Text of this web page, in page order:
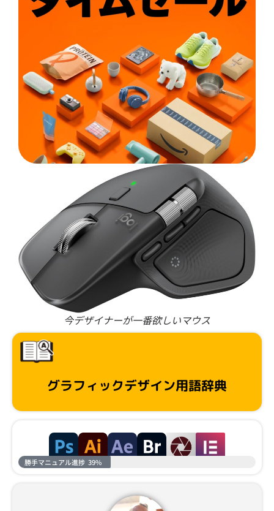
今デザイナーが一番欲しいマウス
グラフィックデザイン用語辞典
勝手マニュアル進捗 39%